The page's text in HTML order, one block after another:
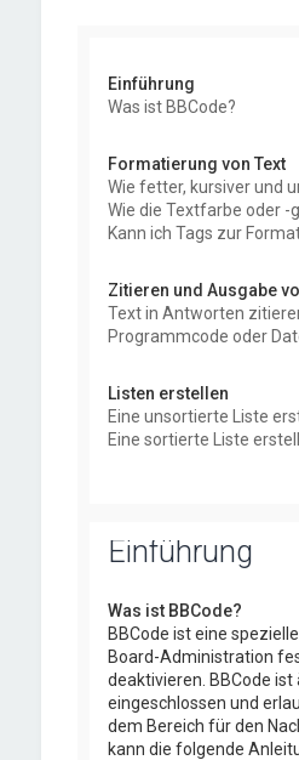
Einführung
Was ist BBCode?
Formatierung von Text
Wie fetter, kursiver und
Wie die Textfarbe oder -
Kann ich Tags zur
Zitieren und Ausgabe
Text in Antworten
Programmcode oder
Listen erstellen
Eine unsortierte Liste
Eine sortierte Liste
Einführung
Was ist BBCode?
BBCode ist eine
Board-Administration
deaktivieren. BBCode ist
eingeschlossen und
dem Bereich für den
kann die folgende